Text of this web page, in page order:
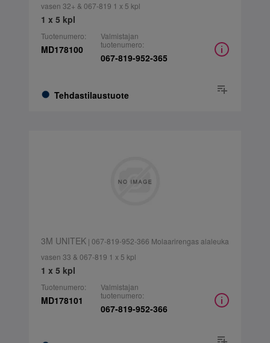
vasen 32+ & 067-819 1 x 5 kpl
1 x 5 kpl
Tuotenumero:
MD178100
Tehdastilaustuote
Valmistajan
tuotenumero:
067-819-952-365
3M UNITEK| 067-819-952-366 Molaarirengas alaleuka
vasen 33 & 067-819 1 x 5 kpl
1 x 5 kpl
Tuotenumero:
MD178101
Valmistajan
tuotenumero:
067-819-952-366